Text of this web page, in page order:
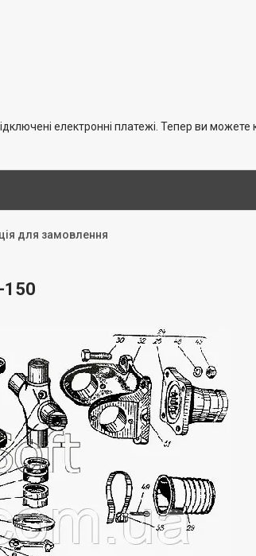
електронні платежі. Тепер ви
для замовлення
150